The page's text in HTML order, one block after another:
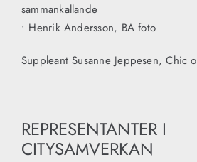
sammankallande
• Henrik Andersson, BA foto
Suppleant Susanne Jeppesen, Chic
REPRESENTANTER I
CITYSAMVERKAN